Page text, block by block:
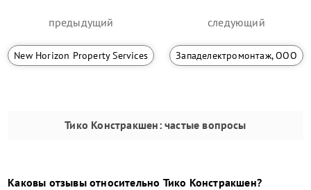
предыдущий
New Horizon Property Services
следующий
Западелектромонтаж, ООО
Тико Констракшен: частые вопросы
Каковы отзывы относительно Тико Констракшен?